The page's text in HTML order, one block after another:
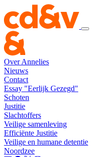
Over Annelies
Nieuws
Contact
Essay "Eerlijk Gezegd"
Schoten
Justitie
Slachtoffers
Veilige samenleving
Efficiënte Justitie
Veilige en humane detentie
Noordzee